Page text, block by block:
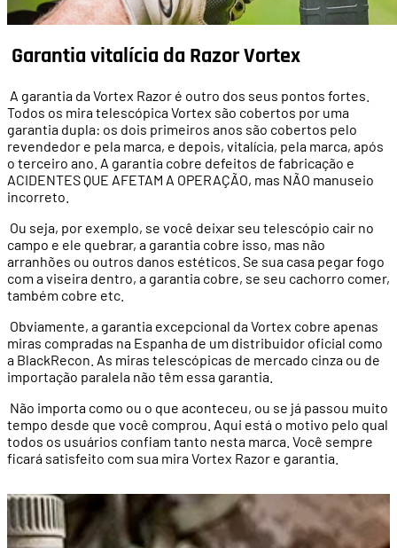
Garantia vitalícia da Razor Vortex
A garantia da Vortex Razor é outro dos seus pontos fortes.
Todos os mira telescópica Vortex são cobertos por uma
garantia dupla: os dois primeiros anos são cobertos pelo
revendedor e pela marca, e depois, vitalícia, pela marca, após
o terceiro ano. A garantia cobre defeitos de fabricação e
ACIDENTES QUE AFETAM A OPERAÇÃO, mas NÃO manuseio
incorreto.
Ou seja, por exemplo, se você deixar seu telescópio cair no
campo e ele quebrar, a garantia cobre isso, mas não
arranhões ou outros danos estéticos. Se sua casa pegar fogo
com a viseira dentro, a garantia cobre, se seu cachorro comer,
também cobre etc.
Obviamente, a garantia excepcional da Vortex cobre apenas
miras compradas na Espanha de um distribuidor oficial como
a BlackRecon. As miras telescópicas de mercado cinza ou de
importação paralela não têm essa garantia.
Não importa como ou o que aconteceu, ou se já passou muito
tempo desde que você comprou. Aqui está o motivo pelo qual
todos os usuários confiam tanto nesta marca. Você sempre
ficará satisfeito com sua mira Vortex Razor e garantia.